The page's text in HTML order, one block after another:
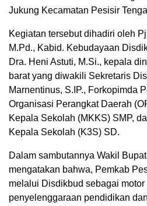
Jukung Kecamatan Pesisir
Kegiatan tersebut dihadiri oleh
M.Pd., Kabid. Kebudayaan
Dra. Heni Astuti, M.Si., kepala
barat yang diwakili Sekretaris
Marnentinus, S.IP., Forkopimda
Organisasi Perangkat Daerah
Kepala Sekolah (MKKS) SMP,
Kepala Sekolah (K3S) SD.
Dalam sambutannya Wakil
mengatakan bahwa, Pemkab
melalui Disdikbud sebagai
penyelenggaraan pendidikan